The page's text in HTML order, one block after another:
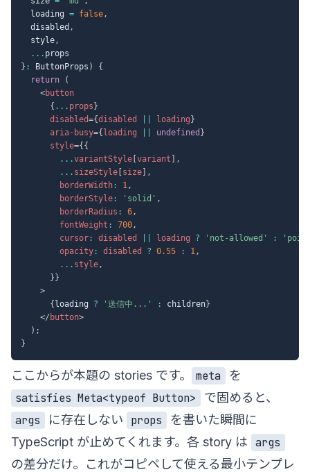
  loading
= false,
  disabled
,
  style
,
...
} : ButtonProps )
{
return
(
<button
{ ... props }
disabled={disabled loading }
aria-busy={ loading undefined }
style={ {
...variantStyle variant
,
... sizeStyle size
,
        borderWidth
: 1,
        borderStyle
: 'solid' ,
        borderRadius
: 6,
        fontWeight
: 700,
        cursor
: disabled loading ? 'not-allowed' :
        opacity
: disabled ? 0.55 : 1,
... style,
} }
>
{ loading ? '送信中...' : children}
</ button>
) ;
}
ここからが本題の stories です。 meta
を
satisfies Meta<typeof Button>
で固めると、
args
に存在しない props
を書いた瞬間に
TypeScript が止めてくれます。各 story は args
の差分だけ。これがコピペして使える最小テンプレ